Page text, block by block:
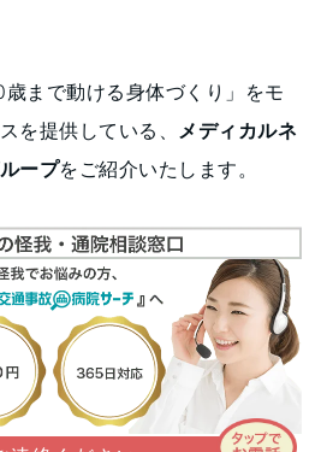
まで動ける身体づくり」をモ
を提供している、
メディカルネ
ープをご紹介いたします。